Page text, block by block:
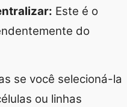
Este é o
do
se você selecioná-la
ou linhas